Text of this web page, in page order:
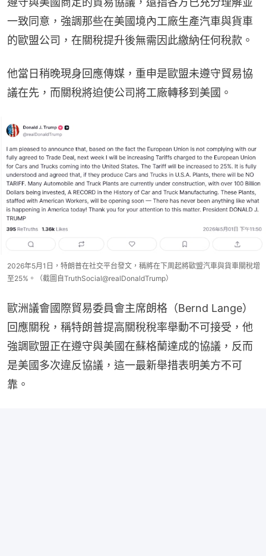
一致同意，強調那些在美國境內工廠生產汽車與貨車
的歐盟公司，在關稅提升後無需因此繳納任何稅款。
他當日稍晚現身回應傳媒，重申是歐盟未遵守貿易協
議在先，而關稅將迫使公司將工廠轉移到美國。
2026年5月1日，特朗普在社交平台發文，稱將在下周起將歐盟汽車與貨車關稅增
至25%。（截圖自TruthSocial@realDonaldTrump）
歐洲議會國際貿易委員會主席朗格（Bernd Lange）
回應關稅，稱特朗普提高關稅稅率舉動不可接受，他
強調歐盟正在遵守與美國在蘇格蘭達成的協議，反而
是美國多次違反協議，這一最新舉措表明美方不可
靠。